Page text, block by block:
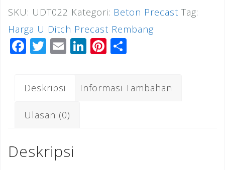
U
Ditch
Rembang
SKU: UDT022 Kategori: Beton Precast Tag:
Harga U Ditch Precast Rembang
F
e
b
k
T
e
r
E Li
e
Pi
r e
Deskripsi Informasi Tambahan
Ulasan (0)
Deskripsi